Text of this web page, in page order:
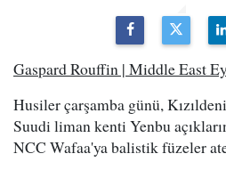
Gaspard Rouffin | Middle East
Husiler çarşamba günü,
Suudi liman kenti Yenbu
NCC Wafaa'ya balistik füzeler